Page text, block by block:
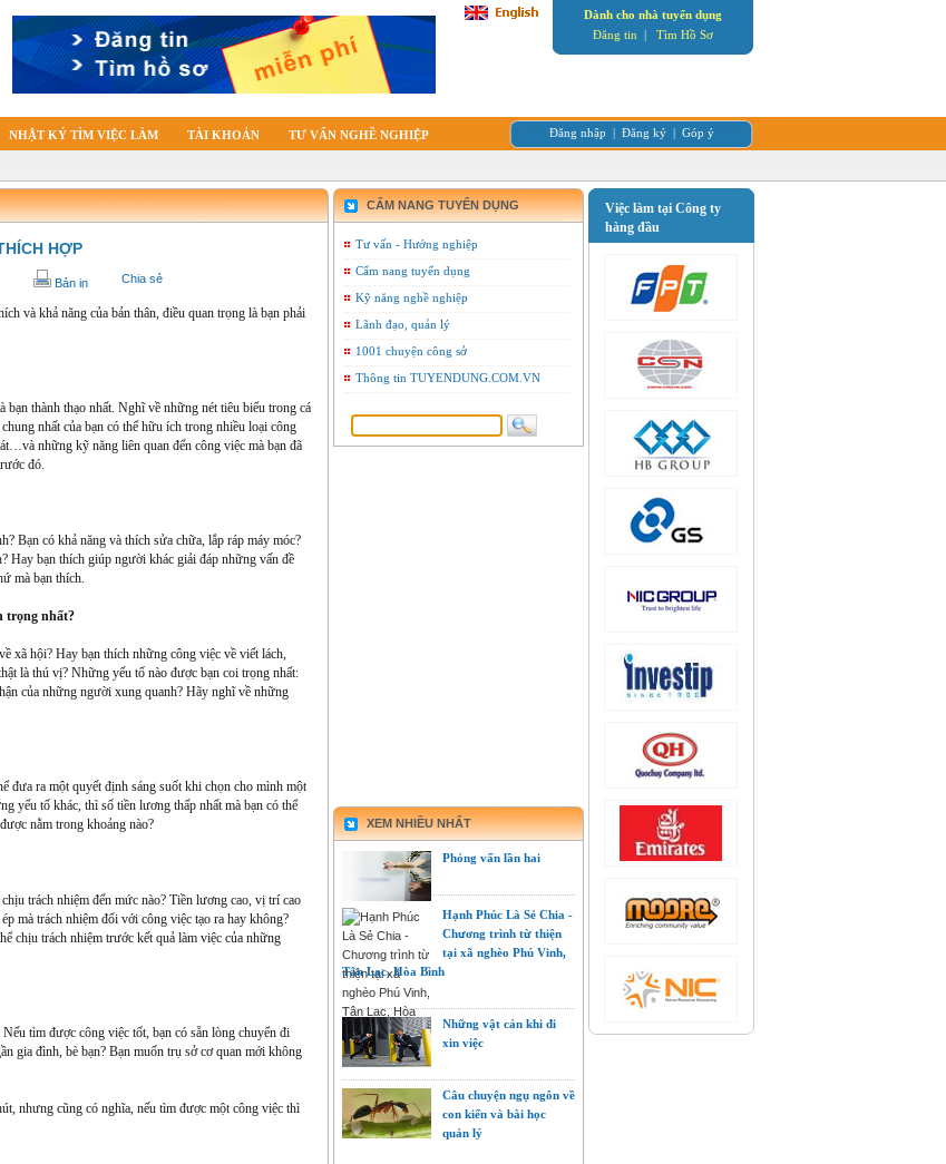
Dành cho nhà tuyển dụng
Đăng tin | Tìm Hồ Sơ
NHẬT KÝ TÌM VIỆC LÀM TÀI KHOẢN TƯ VẤN NGHỀ NGHIỆP Đăng nhập | Đăng ký | Góp ý
HỢP
Bản in Chia sẻ
và khả năng của bản thân, điều quan trọng là bạn phải
thành thạo nhất. Nghĩ về những nét tiêu biểu trong cá
nhất của bạn có thể hữu ích trong nhiều loại công
những kỹ năng liên quan đến công việc mà bạn đã
đó.
Bạn có khả năng và thích sửa chữa, lắp ráp máy móc?
Hay bạn thích giúp người khác giải đáp những vấn đề
mà bạn thích.
trọng nhất?
xã hội? Hay bạn thích những công việc về viết lách,
là thú vị? Những yếu tố nào được bạn coi trọng nhất:
của những người xung quanh? Hãy nghĩ về những
đưa ra một quyết định sáng suốt khi chọn cho mình một
yếu tố khác, thì số tiền lương thấp nhất mà bạn có thể
nằm trong khoảng nào?
trách nhiệm đến mức nào? Tiền lương cao, vị trí cao
mà trách nhiệm đối với công việc tạo ra hay không?
chịu trách nhiệm trước kết quả làm việc của những
tìm được công việc tốt, bạn có sẵn lòng chuyển đi
gia đình, bè bạn? Bạn muốn trụ sở cơ quan mới không
nhưng cũng có nghĩa, nếu tìm được một công việc thì
CẨM NANG TUYỂN DỤNG
Tư vấn - Hướng nghiệp
Cẩm nang tuyển dụng
Kỹ năng nghề nghiệp
Lãnh đạo, quản lý
1001 chuyện công sở
Thông tin TUYENDUNG.COM.VN
XEM NHIỀU NHẤT
Phỏng vấn lần hai
Hạnh Phúc Là Sẻ Chia -
Chương trình từ thiện
tại xã nghèo Phú Vinh,
Tân Lạc, Hòa Bình
Những vật cản khi đi
xin việc
Câu chuyện ngụ ngôn về
con kiến và bài học
quản lý
Việc làm tại Công ty
hàng đầu